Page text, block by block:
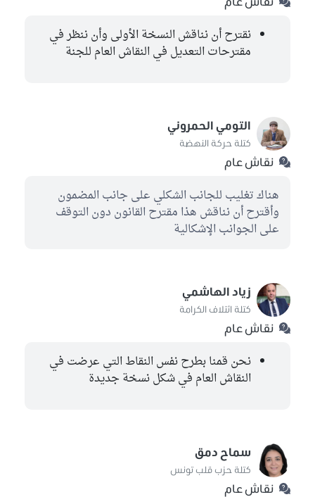
نقترح أن نناقش النسخة الأولى وأن ننظر في
مقترحات التعديل في النقاش العام للجنة
التومي الحمروني
كتلة حركة النهضة
نقاش عام
هناك تغليب للجانب الشكلي على جانب المضمون
وأقترح أن نناقش هذا مقترح القانون دون التوقف
على الجوانب الإشكالية
زياد الهاشمي
كتلة ائتلاف الكرامة
نقاش عام
نحن قمنا بطرح نفس النقاط التي عرضت في
النقاش العام في شكل نسخة جديدة
سماح دمق
كتلة حزب قلب تونس
نقاش عام